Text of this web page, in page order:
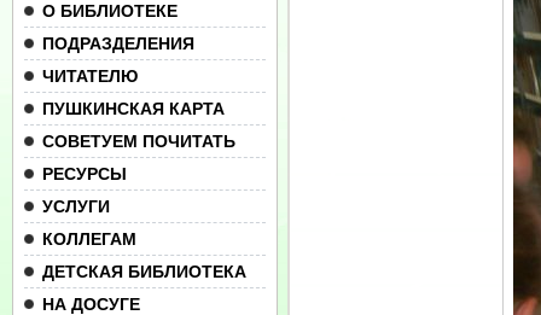
О БИБЛИОТЕКЕ
ПОДРАЗДЕЛЕНИЯ
ЧИТАТЕЛЮ
ПУШКИНСКАЯ КАРТА
СОВЕТУЕМ ПОЧИТАТЬ
РЕСУРСЫ
УСЛУГИ
КОЛЛЕГАМ
ДЕТСКАЯ БИБЛИОТЕКА
НА ДОСУГЕ